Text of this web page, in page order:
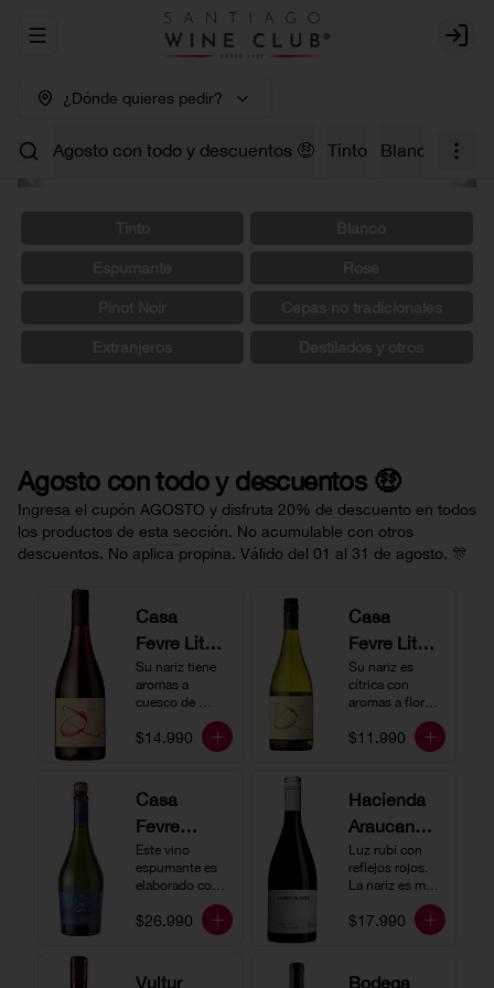
Abrir menu de navegación Login
¿Dónde quieres pedir?
Agosto con todo y descuentos 🤑 Tinto Blanco
Agosto con todo y descuentos 🤑
Ingresa el cupón AGOSTO y disfruta 20% de descuento en todos
los productos de esta sección. No acumulable con otros
descuentos. No aplica propina. Válido del 01 al 31 de agosto. 🎊
Casa
Fevre Little
Quino
Pinot Noir
Su nariz tiene
aromas a
cuesco de
frambuesa. En
boca tiene una
es un vino muy
vertical. Ideal
para beberlo
más frío como
acompañado de
$14.990
Casa
Fevre Little
Quino
Sauvignon
Su nariz es
cítrica con
aromas a flores
blancas y lima.
En boca tiene
vertical y de
persistencia
media. Ideal
para acompañar
con ostras.
$11.990
Casa
Fevre
Quino
Espumant
Este vino
espumante es
elaborado con
tradicional y se
produce a partir
Chardonnay y
$26.990
Hacienda
Araucano-
Lurton
Humo
Gran
Luz rubí con
reflejos rojos.
La nariz es muy
expresiva con
notas de fresa y
rico y redondo
$17.990
Vultur
Bodega